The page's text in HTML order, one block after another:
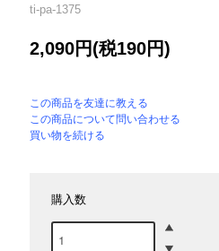
ti-pa-1375
2,090円(税190円)
この商品を友達に教える
この商品について問い合わせる
買い物を続ける
購入数